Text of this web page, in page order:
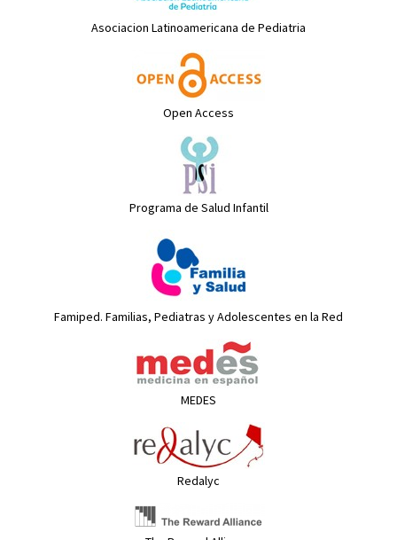
Asociacion Latinoamericana de Pediatria
Open Access
Programa de Salud Infantil
Famiped. Familias, Pediatras y Adolescentes en la Red
MEDES
Redalyc